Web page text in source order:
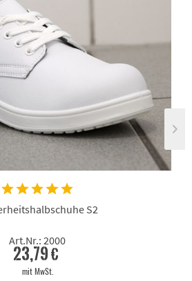
S2
Art.Nr.: 2000
23,79 €
mit MwSt.